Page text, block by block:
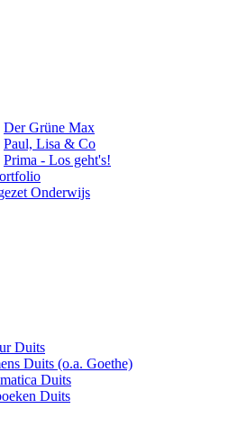
Der Grüne Max
Paul, Lisa & Co
Prima - Los geht's!
Onderwijs
Duits
Duits (o.a. Goethe)
Duits
Duits